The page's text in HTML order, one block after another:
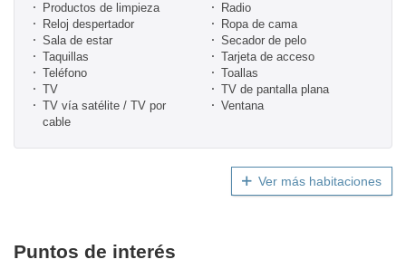
Productos de limpieza
Radio
Reloj despertador
Ropa de cama
Sala de estar
Secador de pelo
Taquillas
Tarjeta de acceso
Teléfono
Toallas
TV
TV de pantalla plana
TV vía satélite / TV por
cable
Ventana
Ver más habitaciones
Puntos de interés